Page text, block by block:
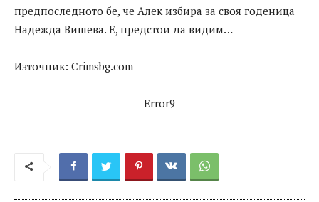
предпоследното бе, че Алек избира за своя годеница
Надежда Вишева. Е, предстои да видим…
Източник: Crimsbg.com
Error9